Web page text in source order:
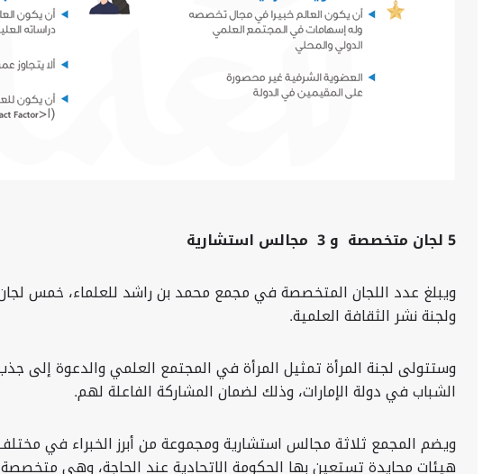
5 لجان متخصصة و3 مجالس استشارية
ويبلغ عدد اللجان المتخصصة في مجمع محمد بن راشد للعلماء، خمس
ولجنة نشر الثقافة العلمية.
وستتولى لجنة المرأة تمثيل المرأة في المجتمع العلمي والدعوة إلى جذب
الشباب في دولة الإمارات، وذلك لضمان المشاركة الفاعلة لهم.
ويضم المجمع ثلاثة مجالس استشارية ومجموعة من أبرز الخبراء في
هيئات محايدة تستعين بها الحكومة الاتحادية عند الحاجة، وهي متخصصة